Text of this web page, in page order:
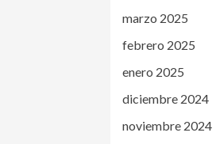
marzo 2025
febrero 2025
enero 2025
diciembre 2024
noviembre 2024